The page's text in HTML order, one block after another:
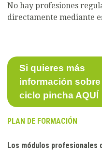
No hay profesiones
directamente mediante
Si quieres más
información sobre
ciclo pincha AQUÍ
PLAN DE FORMACIÓN
Los módulos